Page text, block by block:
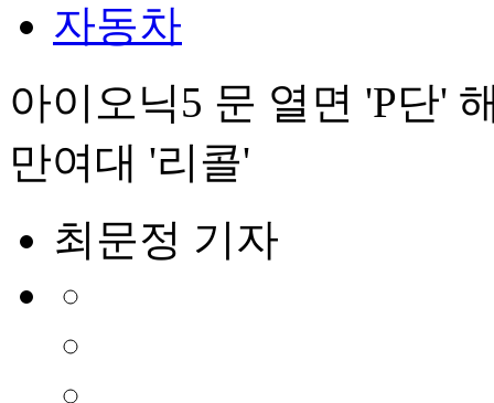
자동차
아이오닉5 문 열면 'P단'
만여대 '리콜'
최문정 기자